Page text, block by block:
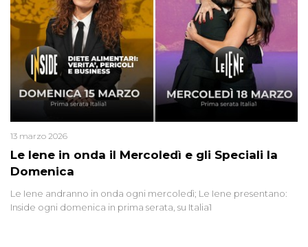
Le Iene in onda il Mercoledì e gli Speciali la
Domenica
13 marzo 2026
Le Iene andranno in onda ogni mercoledì; Le Iene presentano:
Inside ogni domenica in prima serata, su Italia1